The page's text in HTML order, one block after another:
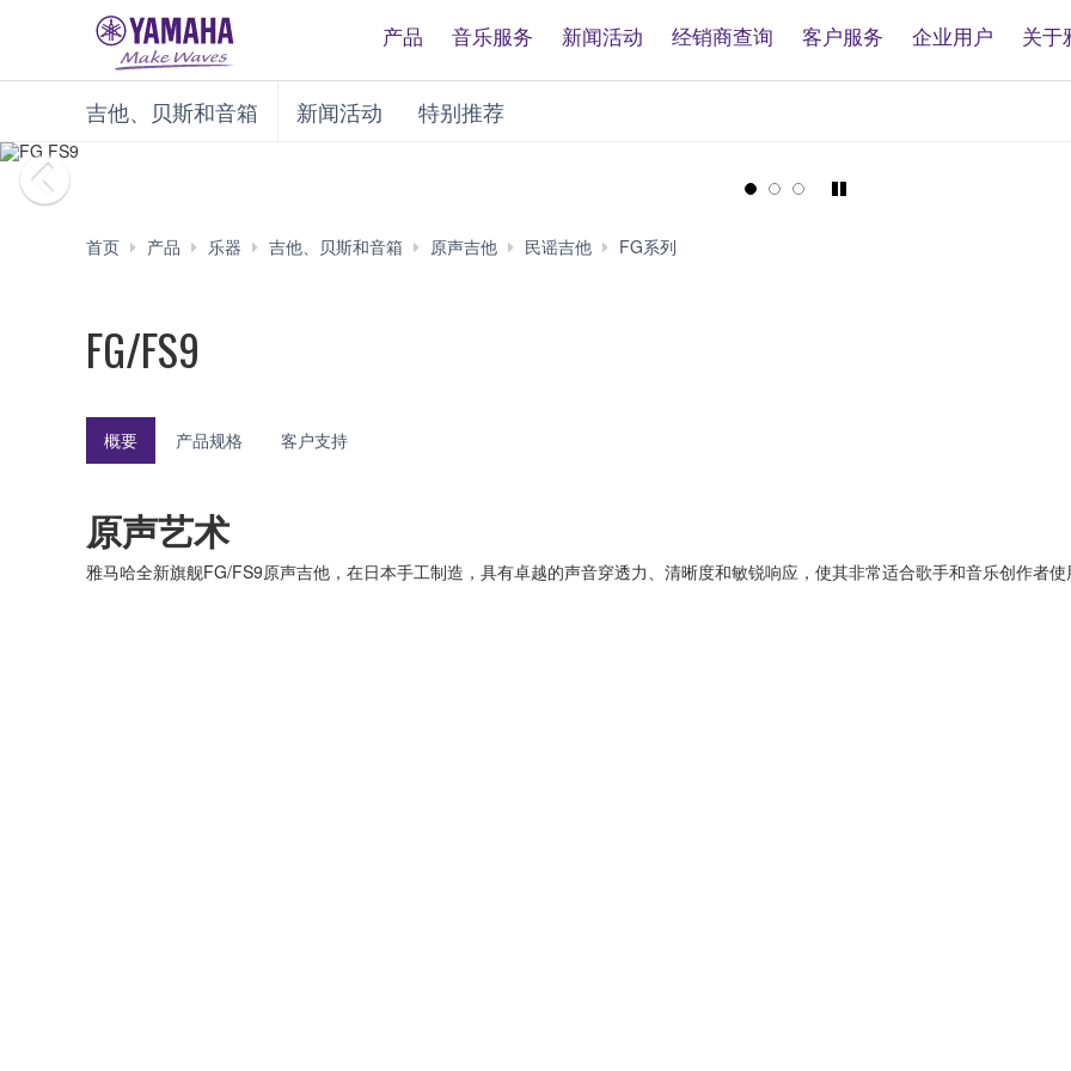
产品 音乐服务 新闻活动 经销商查询 客户服务 企业用户 关于
吉他、贝斯和音箱 新闻活动 特别推荐
Pause/Play
首页 产品 乐器 吉他、贝斯和音箱 原声吉他 民谣吉他 FG系列
FG/FS9
概要 产品规格 客户支持
原声艺术
雅马哈全新旗舰FG/FS9原声吉他，在日本手工制造，具有卓越的声音穿透力、清晰度和敏锐响应，使其非常适合歌手和音乐创作者使